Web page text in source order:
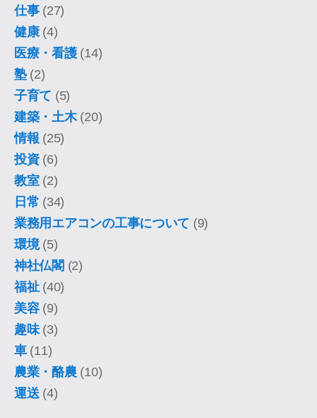
仕事(27)
健康(4)
医療・看護(14)
塾(2)
子育て (5)
建築・土木(20)
情報 (25)
投資(6)
教室(2)
日常 (34)
業務用エアコンの工事について (9)
環境(5)
神社仏閣 (2)
福祉(40)
美容(9)
趣味(3)
車(11)
農業・酪農 (10)
運送 (4)